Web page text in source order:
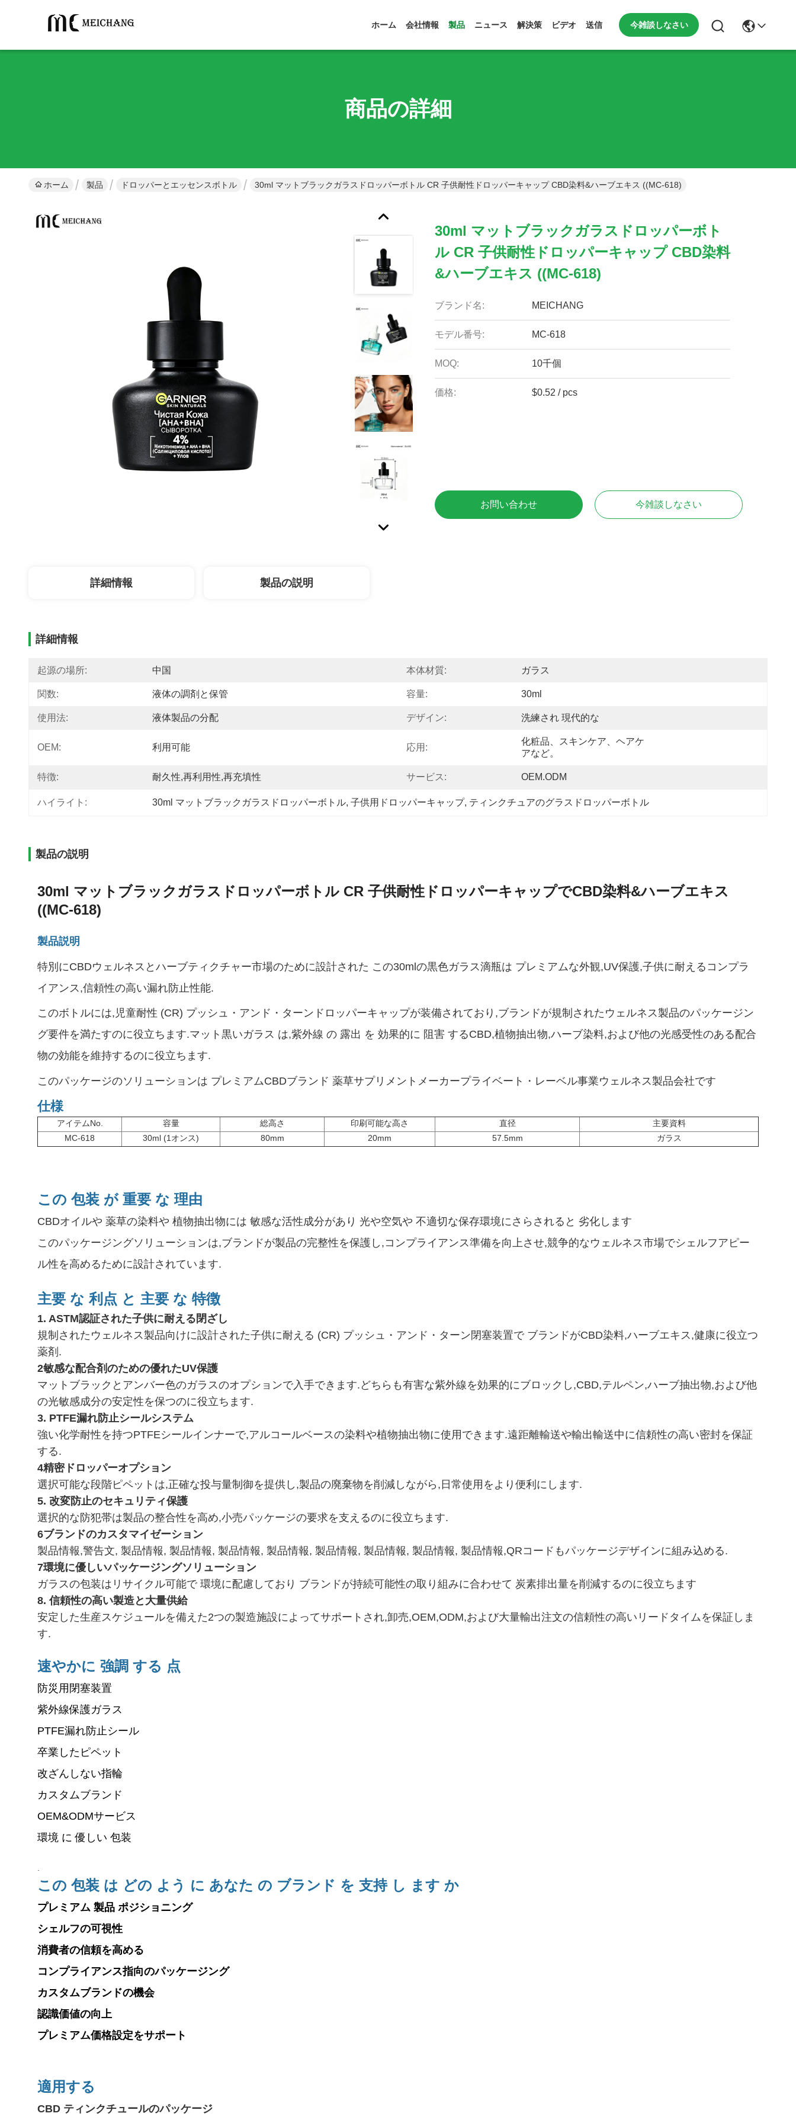
ホーム 会社情報 製品 ニュース 解決策 ビデオ 送信 今雑談しなさい
商品の詳細
ホーム 製品 ドロッパーとエッセンスボトル 30ml マットブラックガラスドロッパーボトル CR 子供耐性ドロッパーキャップ CBD染料&ハーブエキス ((MC-618)
30ml マットブラックガラスドロッパーボト
ル CR 子供耐性ドロッパーキャップ CBD染料
&ハーブエキス ((MC-618)
ブランド名: MEICHANG
モデル番号: MC-618
MOQ: 10千個
価格: $0.52 / pcs
お問い合わせ 今雑談しなさい
詳細情報 製品の説明
詳細情報
起源の場所: 中国 本体材質: ガラス
関数: 液体の調剤と保管 容量: 30ml
使用法: 液体製品の分配 デザイン: 洗練され 現代的な
OEM: 利用可能 応用:
化粧品、スキンケア、ヘアケ
アなど。
特徴: 耐久性,再利用性,再充填性 サービス: OEM.ODM
ハイライト: 30ml マットブラックガラスドロッパーボトル, 子供用ドロッパーキャップ, ティンクチュアのグラスドロッパーボトル
製品の説明
30ml マットブラックガラスドロッパーボトル CR 子供耐性ドロッパーキャップでCBD染料&ハーブエキス
((MC-618)
製品説明
特別にCBDウェルネスとハーブティクチャー市場のために設計された この30mlの黒色ガラス滴瓶は プレミアムな外観,UV保護,子供に耐えるコンプラ
イアンス,信頼性の高い漏れ防止性能.
このボトルには,児童耐性 (CR) プッシュ・アンド・ターンドロッパーキャップが装備されており,ブランドが規制されたウェルネス製品のパッケージン
グ要件を満たすのに役立ちます.マット黒いガラス は,紫外線 の 露出 を 効果的に 阻害 するCBD,植物抽出物,ハーブ染料,および他の光感受性のある配合
物の効能を維持するのに役立ちます.
このパッケージのソリューションは プレミアムCBDブランド 薬草サプリメントメーカープライベート・レーベル事業ウェルネス製品会社です
仕様
アイテムNo. 容量 総高さ 印刷可能な高さ 直径
主要資料
MC-618
30ml (1オンス) 80mm 20mm 57.5mm ガラス
この 包装 が 重要 な 理由
CBDオイルや 薬草の染料や 植物抽出物には 敏感な活性成分があり 光や空気や 不適切な保存環境にさらされると 劣化します
このパッケージングソリューションは,ブランドが製品の完整性を保護し,コンプライアンス準備を向上させ,競争的なウェルネス市場でシェルフアピー
ル性を高めるために設計されています.
主要 な 利点 と 主要 な 特徴
1. ASTM認証された子供に耐える閉ざし
規制されたウェルネス製品向けに設計された子供に耐える (CR) プッシュ・アンド・ターン閉塞装置で ブランドがCBD染料,ハーブエキス,健康に役立つ
薬剤.
2敏感な配合剤のための優れたUV保護
マットブラックとアンバー色のガラスのオプションで入手できます.どちらも有害な紫外線を効果的にブロックし,CBD,テルペン,ハーブ抽出物,および他
の光敏感成分の安定性を保つのに役立ちます.
3. PTFE漏れ防止シールシステム
強い化学耐性を持つPTFEシールインナーで,アルコールベースの染料や植物抽出物に使用できます.遠距離輸送や輸出輸送中に信頼性の高い密封を保証
する.
4精密ドロッパーオプション
選択可能な段階ピペットは,正確な投与量制御を提供し,製品の廃棄物を削減しながら,日常使用をより便利にします.
5. 改変防止のセキュリティ保護
選択的な防犯帯は製品の整合性を高め,小売パッケージの要求を支えるのに役立ちます.
6ブランドのカスタマイゼーション
製品情報,警告文, 製品情報, 製品情報, 製品情報, 製品情報, 製品情報, 製品情報, 製品情報, 製品情報,QRコードもパッケージデザインに組み込める.
7環境に優しいパッケージングソリューション
ガラスの包装はリサイクル可能で 環境に配慮しており ブランドが持続可能性の取り組みに合わせて 炭素排出量を削減するのに役立ちます
8. 信頼性の高い製造と大量供給
安定した生産スケジュールを備えた2つの製造施設によってサポートされ,卸売,OEM,ODM,および大量輸出注文の信頼性の高いリードタイムを保証しま
す.
速やかに 強調 する 点
防災用閉塞装置
紫外線保護ガラス
PTFE漏れ防止シール
卒業したピペット
改ざんしない指輪
カスタムブランド
OEM&ODMサービス
環境 に 優しい 包装
この 包装 は どの よう に あなた の ブランド を 支持 し ます か
プレミアム 製品 ポジショニング
シェルフの可視性
消費者の信頼を高める
コンプライアンス指向のパッケージング
カスタムブランドの機会
認識価値の向上
プレミアム価格設定をサポート
適用する
CBD ティンクチュールのパッケージ